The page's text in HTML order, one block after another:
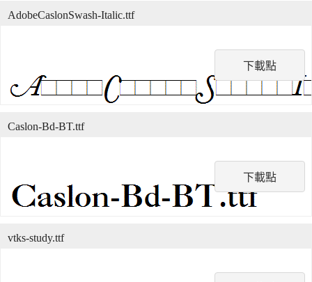
下載點
AdobeCaslonSwash-Italic.ttf
下載點
Caslon-Bd-BT.ttf
vtks-study.ttf